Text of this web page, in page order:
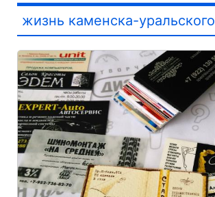
жизнь каменска-уральского